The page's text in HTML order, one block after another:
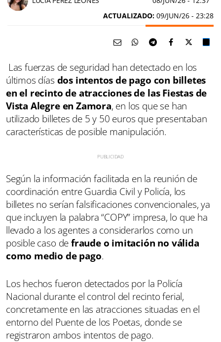
ACTUALIZADO: 09/JUN/26 - 23:28
Las fuerzas de seguridad han detectado en los
últimos días dos intentos de pago con billetes
en el recinto de atracciones de las Fiestas de
Vista Alegre en Zamora, en los que se han
utilizado billetes de 5 y 50 euros que presentaban
características de posible manipulación.
Según la información facilitada en la reunión de
coordinación entre Guardia Civil y Policía, los
billetes no serían falsificaciones convencionales, ya
que incluyen la palabra “COPY” impresa, lo que ha
llevado a los agentes a considerarlos como un
posible caso defraude o imitación no válida
como medio de pago.
Los hechos fueron detectados por la Policía
Nacional durante el control del recinto ferial,
concretamente en las atracciones situadas en el
entorno del Puente de los Poetas, donde se
registraron ambos intentos de pago.